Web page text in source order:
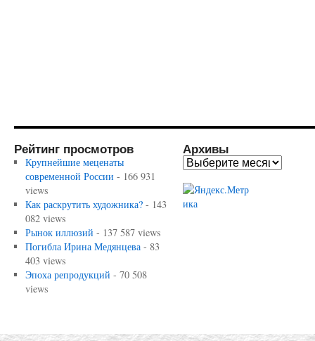
Рейтинг просмотров
Крупнейшие меценаты
современной России - 166 931
views
Как раскрутить художника?- 143
082 views
Рынок иллюзий - 137 587 views
Погибла Ирина Медянцева- 83
403 views
Эпоха репродукций - 70 508
views
Архивы